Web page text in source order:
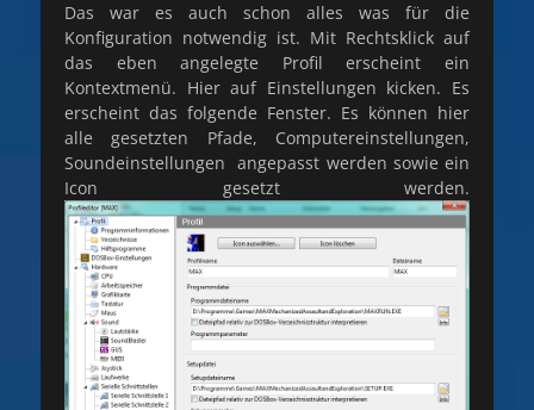
Das war es auch schon alles was für die
Konfiguration notwendig ist. Mit Rechtsklick auf
das eben angelegte Profil erscheint ein
Kontextmenü. Hier auf Einstellungen kicken. Es
erscheint das folgende Fenster. Es können hier
alle gesetzten Pfade, Computereinstellungen,
Soundeinstellungen angepasst werden sowie ein
Icon gesetzt werden.